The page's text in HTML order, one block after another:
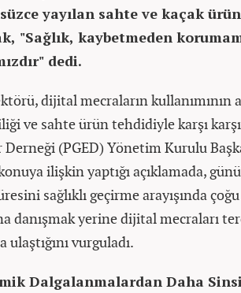
yayılan sahte ve kaçak
"Sağlık, kaybetmeden
dedi.
dijital mecraların
ve sahte ürün tehdidiyle karşı
Derneği (PGED) Yönetim Kurulu
ilişkin yaptığı açıklamada,
sağlıklı geçirme arayışında
danışmak yerine dijital mecraları
ulaştığını vurguladı.
Dalgalanmalardan Daha